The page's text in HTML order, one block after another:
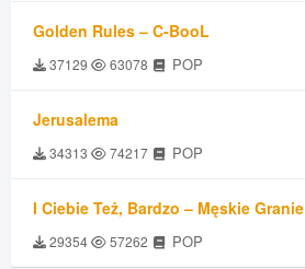
Golden Rules – C-BooL
37129 63078 POP
Jerusalema
34313 74217 POP
I Ciebie Też, Bardzo – Męskie Granie
29354 57262 POP